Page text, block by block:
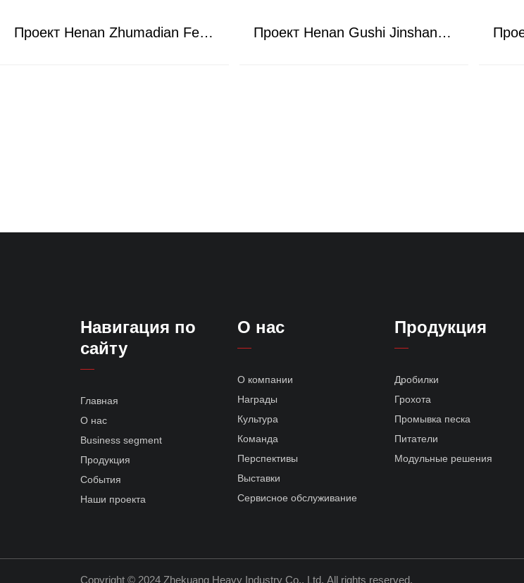
Проект Henan Gushi Jinshan Mining
Навигация по
сайту
Главная
О нас
Business segment
Продукция
События
Наши проекта
О нас
О компании
Награды
Культура
Команда
Перспективы
Выставки
Сервисное обслуживание
Продукция
Дробилки
Грохота
Промывка песка
Питатели
Модульные решения
Copyright © 2024 Zhekuang Heavy Industry Co., Ltd. All rights reserved.